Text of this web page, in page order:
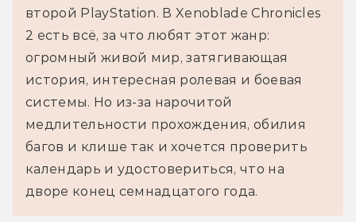
второй PlayStation. В Xenoblade Chronicles
2 есть всё, за что любят этот жанр:
огромный живой мир, затягивающая
история, интересная ролевая и боевая
системы. Но из-за нарочитой
медлительности прохождения, обилия
багов и клише так и хочется проверить
календарь и удостовериться, что на
дворе конец семнадцатого года.